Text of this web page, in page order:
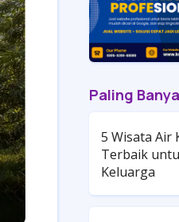
Paling
5 Wisata Air
Terbaik
Keluarga